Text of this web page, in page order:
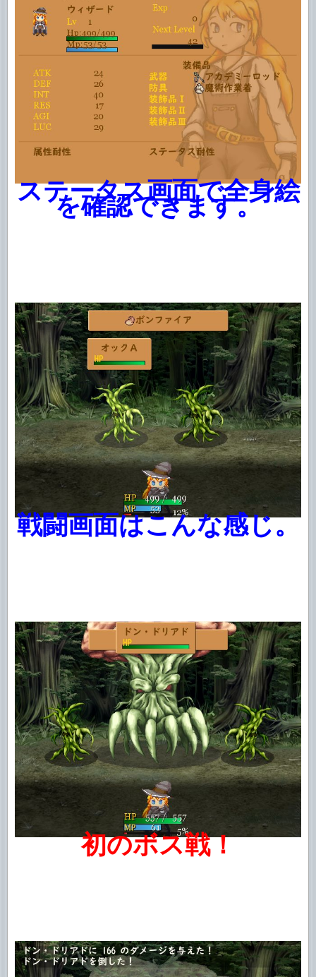
ステータス画面で全身絵
を確認できます。
戦闘画面はこんな感じ。
初のボス戦！